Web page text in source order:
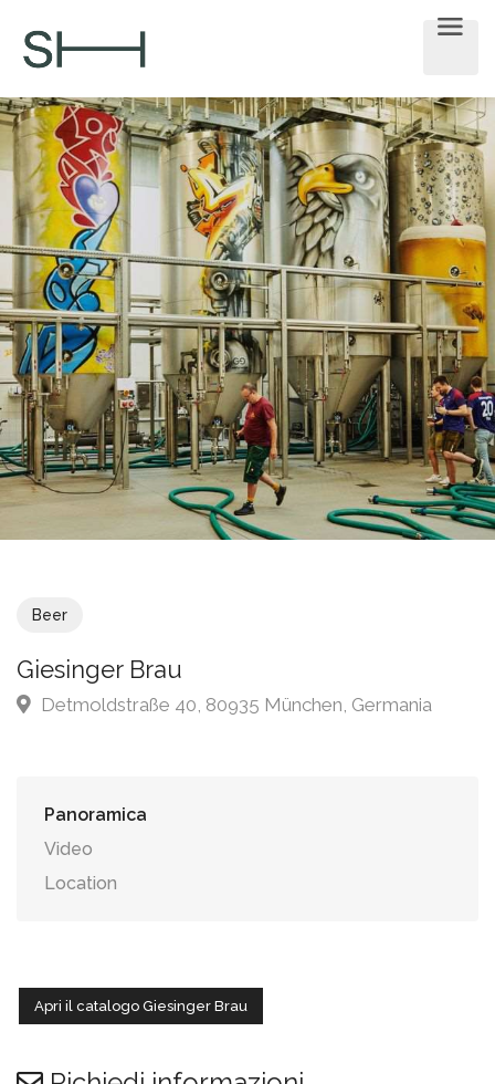
Beer
Giesinger Brau
Detmoldstraße 40, 80935 München, Germania
Panoramica
Video
Location
Apri il catalogo Giesinger Brau